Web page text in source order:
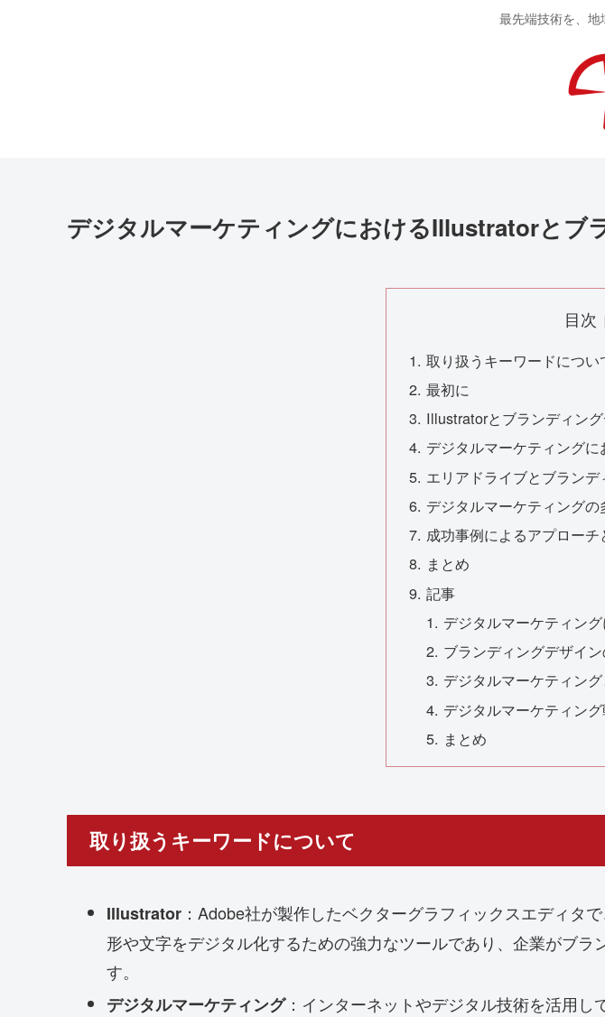
最先端技術を、地
デジタルマーケティングにおけるIllustratorとブ
目次
取り扱うキーワードについ
最初に
Illustratorとブランディン
デジタルマーケティング
エリアドライブとブラン
デジタルマーケティング
成功事例によるアプロー
まとめ
記事
デジタルマーケティン
ブランディングデザイ
デジタルマーケティン
デジタルマーケティン
まとめ
取り扱うキーワードについて
Illustrator：Adobe社が製作したベクターグラフィックスエディタ
形や文字をデジタル化するための強力なツールであり、企業がブ
す。
デジタルマーケティング：インターネットやデジタル技術を活用し